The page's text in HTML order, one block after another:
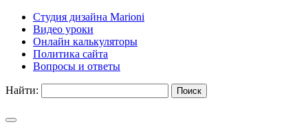
Студия дизайна Marioni
Видео уроки
Онлайн калькуляторы
Политика сайта
Вопросы и ответы
Найти: